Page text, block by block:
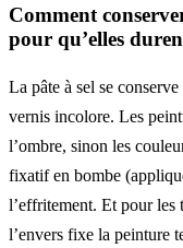
Comment
pour qu’elles
La pâte à sel se
vernis incolore. Les
l’ombre, sinon les
fixatif en bombe
l’effritement. Et pour les
l’envers fixe la peinture